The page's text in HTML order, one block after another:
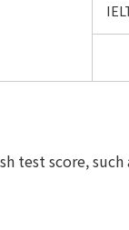
test score,